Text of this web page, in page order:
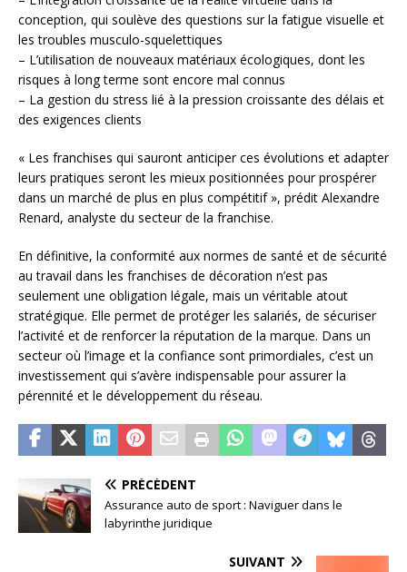
conception, qui soulève des questions sur la fatigue visuelle et
les troubles musculo-squelettiques
– L’utilisation de nouveaux matériaux écologiques, dont les
risques à long terme sont encore mal connus
– La gestion du stress lié à la pression croissante des délais et
des exigences clients
« Les franchises qui sauront anticiper ces évolutions et adapter
leurs pratiques seront les mieux positionnées pour prospérer
dans un marché de plus en plus compétitif », prédit Alexandre
Renard, analyste du secteur de la franchise.
En définitive, la conformité aux normes de santé et de sécurité
au travail dans les franchises de décoration n’est pas
seulement une obligation légale, mais un véritable atout
stratégique. Elle permet de protéger les salariés, de sécuriser
l’activité et de renforcer la réputation de la marque. Dans un
secteur où l’image et la confiance sont primordiales, c’est un
investissement qui s’avère indispensable pour assurer la
pérennité et le développement du réseau.
PRÉCÉDENT
Assurance auto de sport : Naviguer dans le
labyrinthe juridique
SUIVANT